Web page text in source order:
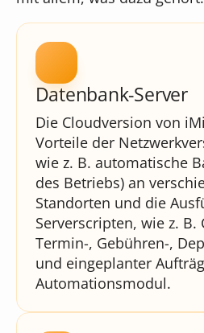
Datenbank-Server
Die Cloudversion von
Vorteile der
wie z. B. automatische
des Betriebs) an
Standorten und die
Serverscripten, wie z. B.
Termin-, Gebühren-,
und eingeplanter
Automationsmodul.